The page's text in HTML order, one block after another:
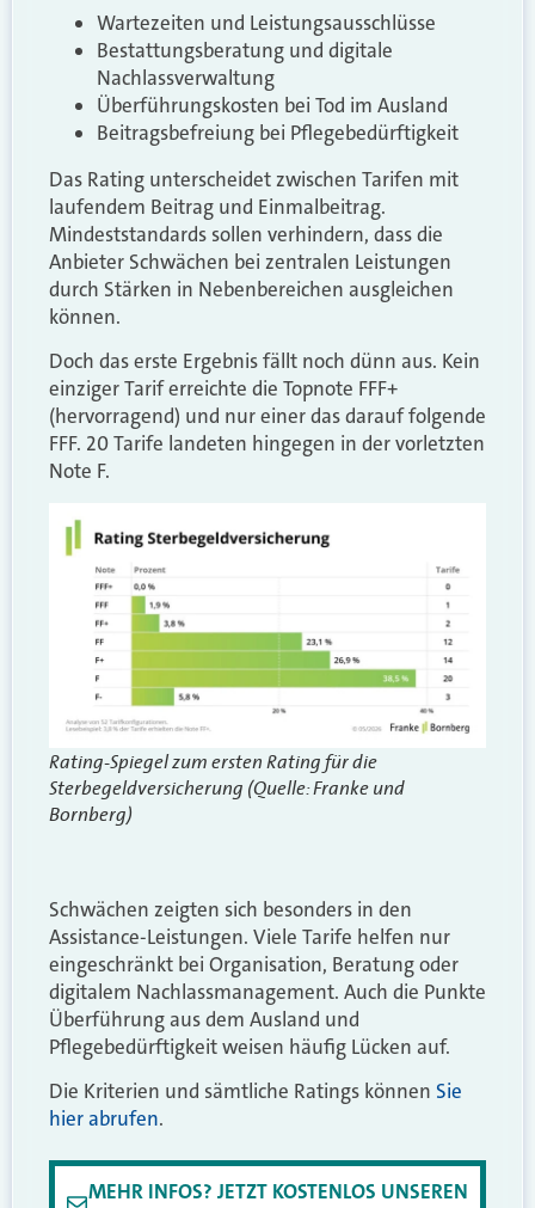
Wartezeiten und Leistungsausschlüsse
Bestattungsberatung und digitale
Nachlassverwaltung
Überführungskosten bei Tod im Ausland
Beitragsbefreiung bei Pflegebedürftigkeit
Das Rating unterscheidet zwischen Tarifen mit
laufendem Beitrag und Einmalbeitrag.
Mindeststandards sollen verhindern, dass die
Anbieter Schwächen bei zentralen Leistungen
durch Stärken in Nebenbereichen ausgleichen
können.
Doch das erste Ergebnis fällt noch dünn aus. Kein
einziger Tarif erreichte die Topnote FFF+
(hervorragend) und nur einer das darauf folgende
FFF. 20 Tarife landeten hingegen in der vorletzten
Note F.
Rating-Spiegel zum ersten Rating für die
Sterbegeldversicherung (Quelle: Franke und
Bornberg)
Schwächen zeigten sich besonders in den
Assistance-Leistungen. Viele Tarife helfen nur
eingeschränkt bei Organisation, Beratung oder
digitalem Nachlassmanagement. Auch die Punkte
Überführung aus dem Ausland und
Pflegebedürftigkeit weisen häufig Lücken auf.
Die Kriterien und sämtliche Ratings können Sie
hier abrufen.
MEHR INFOS? JETZT KOSTENLOS UNSEREN